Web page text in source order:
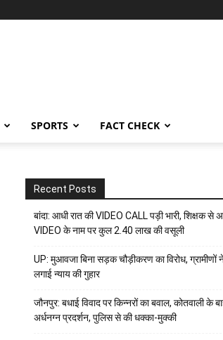
SPORTS FACT CHECK
Recent Posts
बांदा: आधी रात की VIDEO CALL पड़ी भारी, शिक्षक से
VIDEO के नाम पर कुल 2.40 लाख की वसूली
UP: मुआवजा बिना सड़क चौड़ीकरण का विरोध, ग्रामीणों
लगाई न्याय की गुहार
जौनपुर: बधाई विवाद पर किन्नरों का बवाल, कोतवाली के
अर्धनग्न प्रदर्शन, पुलिस से की धक्का-मुक्की